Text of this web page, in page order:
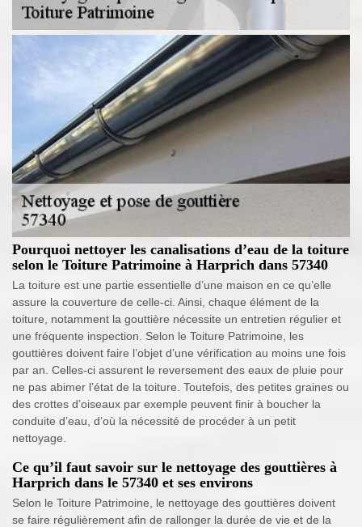
Pourquoi nettoyer les canalisations d’eau de la toiture
selon le Toiture Patrimoine à Harprich dans 57340
La toiture est une partie essentielle d’une maison en ce qu’elle
assure la couverture de celle-ci. Ainsi, chaque élément de la
toiture, notamment la gouttière nécessite un entretien régulier et
une fréquente inspection. Selon le Toiture Patrimoine, les
gouttières doivent faire l’objet d’une vérification au moins une fois
par an. Celles-ci assurent le reversement des eaux de pluie pour
ne pas abimer l’état de la toiture. Toutefois, des petites graines ou
des crottes d’oiseaux par exemple peuvent finir à boucher la
conduite d’eau, d’où la nécessité de procéder à un petit
nettoyage.
Ce qu’il faut savoir sur le nettoyage des gouttières à
Harprich dans le 57340 et ses environs
Selon le Toiture Patrimoine, le nettoyage des gouttières doivent
se faire régulièrement afin de rallonger la durée de vie et de la